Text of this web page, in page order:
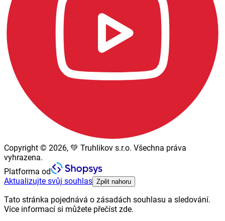
Copyright © 2026, 💚 Truhlikov s.r.o. Všechna práva
vyhrazena.
Platforma od
Aktualizujte svůj souhlas Zpět nahoru
Tato stránka pojednává o zásadách souhlasu a sledování.
Více informací si můžete přečíst zde.